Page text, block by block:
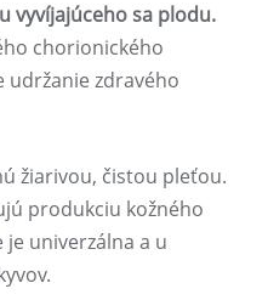
vyvíjajúceho sa plodu.
chorionického
zdravého
žiarivou, čistou pleťou.
produkciu kožného
je univerzálna a u